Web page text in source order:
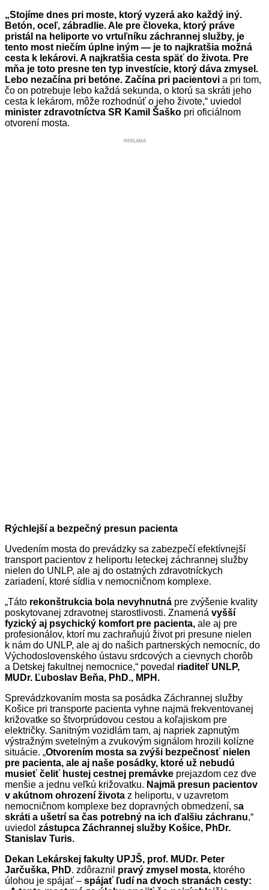
„Stojíme dnes pri moste, ktorý vyzerá ako každý iný.
Betón, oceľ, zábradlie. Ale pre človeka, ktorý práve
pristál na heliporte vo vrtuľníku záchrannej služby, je
tento most niečím úplne iným — je to najkratšia možná
cesta k lekárovi. A najkratšia cesta späť do života. Pre
mňa je toto presne ten typ investície, ktorý dáva zmysel.
Lebo nezačína pri betóne. Začína pri pacientovi a pri tom,
čo on potrebuje lebo každá sekunda, o ktorú sa skráti jeho
cesta k lekárom, môže rozhodnúť o jeho živote,“ uviedol
minister zdravotníctva SR Kamil Šaško pri oficiálnom
otvorení mosta.
REKLAMA
Rýchlejší a bezpečný presun pacienta
Uvedením mosta do prevádzky sa zabezpečí efektívnejší
transport pacientov z heliportu leteckej záchrannej služby
nielen do UNLP, ale aj do ostatných zdravotníckych
zariadení, ktoré sídlia v nemocničnom komplexe.
„Táto rekonštrukcia bola nevyhnutná pre zvýšenie kvality
poskytovanej zdravotnej starostlivosti. Znamená vyšší
fyzický aj psychický komfort pre pacienta, ale aj pre
profesionálov, ktorí mu zachraňujú život pri presune nielen
k nám do UNLP, ale aj do našich partnerských nemocníc, do
Východoslovenského ústavu srdcových a cievnych chorôb
a Detskej fakultnej nemocnice,“ povedal riaditeľ UNLP,
MUDr. Ľuboslav Beňa, PhD., MPH.
Sprevádzkovaním mosta sa posádka Záchrannej služby
Košice pri transporte pacienta vyhne najmä frekventovanej
križovatke so štvorprúdovou cestou a koľajiskom pre
električky. Sanitným vozidlám tam, aj napriek zapnutým
výstražným svetelným a zvukovým signálom hrozili kolízne
situácie. „Otvorením mosta sa zvýši bezpečnosť nielen
pre pacienta, ale aj naše posádky, ktoré už nebudú
musieť čeliť hustej cestnej premávke prejazdom cez dve
menšie a jednu veľkú križovatku. Najmä presun pacientov
v akútnom ohrození života z heliportu, v uzavretom
nemocničnom komplexe bez dopravných obmedzení, sa
skráti a ušetrí sa čas potrebný na ich ďalšiu záchranu,“
uviedol zástupca Záchrannej služby Košice, PhDr.
Stanislav Turis.
Dekan Lekárskej fakulty UPJŠ, prof. MUDr. Peter
Jarčuška, PhD. zdôraznil pravý zmysel mosta, ktorého
úlohou je spájať – spájať ľudí na dvoch stranách cesty: